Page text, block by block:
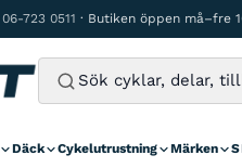
06-723 0511 · Butiken öppen må–fre
Däck Cykelutrustning Märken